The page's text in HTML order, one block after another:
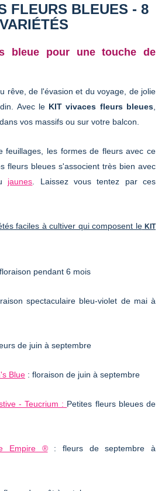
FLEURS BLEUES - 8
VARIÉTÉS
bleue pour une touche de
rêve, de l'évasion et du voyage, de jolie
Avec le KIT vivaces fleurs bleues
vos massifs ou sur votre balcon.
feuillages, les formes de fleurs avec ce
fleurs bleues s'associent très bien avec
jaunes . Laissez vous tentez par ces
faciles à cultiver qui composent le KIT
pendant 6 mois
spectaculaire bleu-violet de mai à
de juin à septembre
Blue : floraison de juin à septembre
- Teucrium : Petites fleurs bleues de
Empire ®: fleurs de septembre à